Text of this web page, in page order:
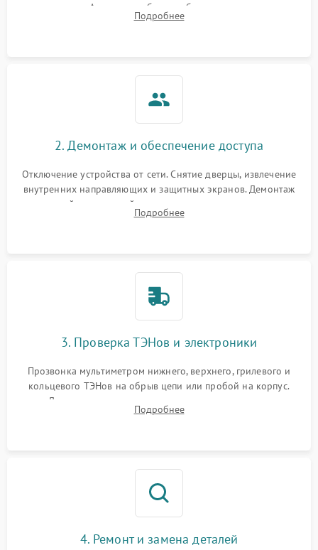
колодке. Анализ жалоб на проблемы с нагревом,
конвекцией, панелью управления или блокировкой дверцы.
Подробнее
2. Демонтаж и обеспечение доступа
Отключение устройства от сети. Снятие дверцы, извлечение
внутренних направляющих и защитных экранов. Демонтаж
задней или верхней панели для прямого доступа к
нагревательным элементам, плате и вентиляторам.
Подробнее
3. Проверка ТЭНов и электроники
Прозвонка мультиметром нижнего, верхнего, грилевого и
кольцевого ТЭНов на обрыв цепи или пробой на корпус.
Диагностика термостата, датчиков температуры,
переключателя режимов и мотора конвекции.
Подробнее
4. Ремонт и замена деталей